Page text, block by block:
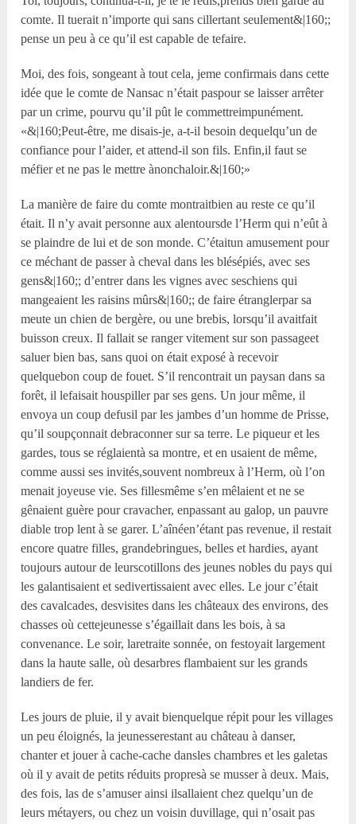
comte. Il tuerait n’importe qui sans cillertant seulement&|160;;
pense un peu à ce qu’il est capable de tefaire.
Moi, des fois, songeant à tout cela, jeme confirmais dans cette
idée que le comte de Nansac n’était paspour se laisser arrêter
par un crime, pourvu qu’il pût le commettreimpunément.
«&|160;Peut-être, me disais-je, a-t-il besoin dequelqu’un de
confiance pour l’aider, et attend-il son fils. Enfin,il faut se
méfier et ne pas le mettre ànonchaloir.&|160;»
La manière de faire du comte montraitbien au reste ce qu’il
était. Il n’y avait personne aux alentoursde l’Herm qui n’eût à
se plaindre de lui et de son monde. C’étaitun amusement pour
ce méchant de passer à cheval dans les blésépiés, avec ses
gens&|160;; d’entrer dans les vignes avec seschiens qui
mangeaient les raisins mûrs&|160;; de faire étranglerpar sa
meute un chien de bergère, ou une brebis, lorsqu’il avaitfait
buisson creux. Il fallait se ranger vitement sur son passageet
saluer bien bas, sans quoi on était exposé à recevoir
quelquebon coup de fouet. S’il rencontrait un paysan dans sa
forêt, il lefaisait houspiller par ses gens. Un jour même, il
envoya un coup defusil par les jambes d’un homme de Prisse,
qu’il soupçonnait debraconner sur sa terre. Le piqueur et les
gardes, tous se réglaientà sa montre, et en usaient de même,
comme aussi ses invités,souvent nombreux à l’Herm, où l’on
menait joyeuse vie. Ses fillesmême s’en mêlaient et ne se
gênaient guère pour cravacher, enpassant au galop, un pauvre
diable trop lent à se garer. L’aînéen’étant pas revenue, il restait
encore quatre filles, grandebringues, belles et hardies, ayant
toujours autour de leurscotillons des jeunes nobles du pays qui
les galantisaient et sedivertissaient avec elles. Le jour c’était
des cavalcades, desvisites dans les châteaux des environs, des
chasses où cettejeunesse s’égaillait dans les bois, à sa
convenance. Le soir, laretraite sonnée, on festoyait largement
dans la haute salle, où desarbres flambaient sur les grands
landiers de fer.
Les jours de pluie, il y avait bienquelque répit pour les villages
un peu éloignés, la jeunesserestant au château à danser,
chanter et jouer à cache-cache dansles chambres et les galetas
où il y avait de petits réduits propresà se musser à deux. Mais,
des fois, las de s’amuser ainsi ilsallaient chez quelqu’un de
leurs métayers, ou chez un voisin duvillage, qui n’osait pas